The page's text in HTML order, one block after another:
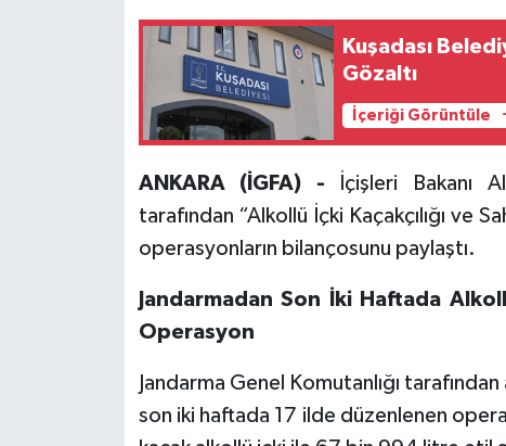
Kuşadası
Gözaltı
İçeriği Görüntüle
ANKARA (İGFA) -
İçişleri Bakanı
tarafından “Alkollü İçki Kaçakçılığı ve
operasyonların bilançosunu paylaştı.
Jandarmadan Son İki Haftada
Operasyon
Jandarma Genel Komutanlığı
son iki haftada 17 ilde düzenlenen